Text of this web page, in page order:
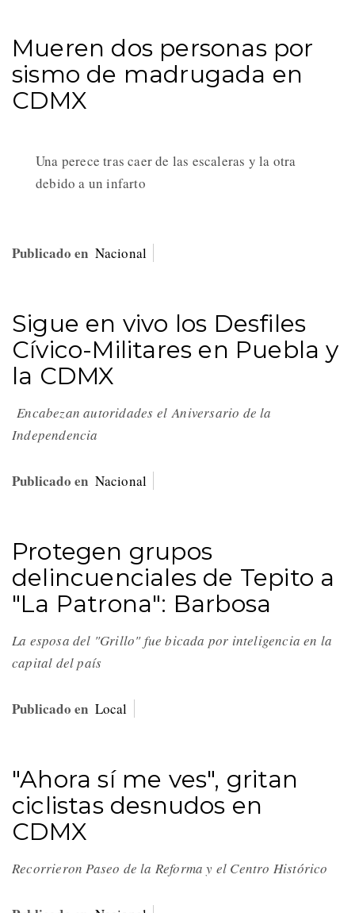
Mueren dos personas por
sismo de madrugada en
CDMX
Una perece tras caer de las escaleras y la otra
debido a un infarto
Publicado en Nacional
Sigue en vivo los Desfiles
Cívico-Militares en Puebla y
la CDMX
Encabezan autoridades el Aniversario de la
Independencia
Publicado en Nacional
Protegen grupos
delincuenciales de Tepito a
"La Patrona": Barbosa
La esposa del "Grillo" fue bicada por inteligencia en la
capital del país
Publicado en Local
"Ahora sí me ves", gritan
ciclistas desnudos en
CDMX
Recorrieron Paseo de la Reforma y el Centro Histórico